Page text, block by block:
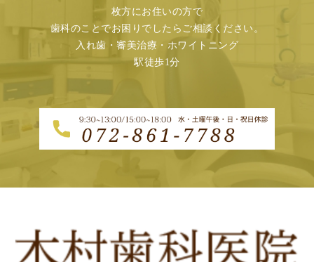
枚方にお住いの方で
歯科のことでお困りでしたらご相談ください。
入れ歯・審美治療・ホワイトニング
駅徒歩1分